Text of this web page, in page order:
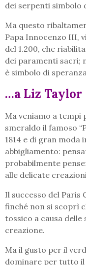
dei serpenti simbolo
Ma questo
Papa Innocenzo III,
del 1.200, che
dei paramenti sacri;
è simbolo di
…a Liz Taylor
Ma veniamo a tempi
smeraldo il famoso
1814 e di gran
abbigliamento:
probabilmente
alle delicate
Il successo del Paris
finché non si scoprì
tossico a causa
creazione.
Ma il gusto per il
dominare per tutto il